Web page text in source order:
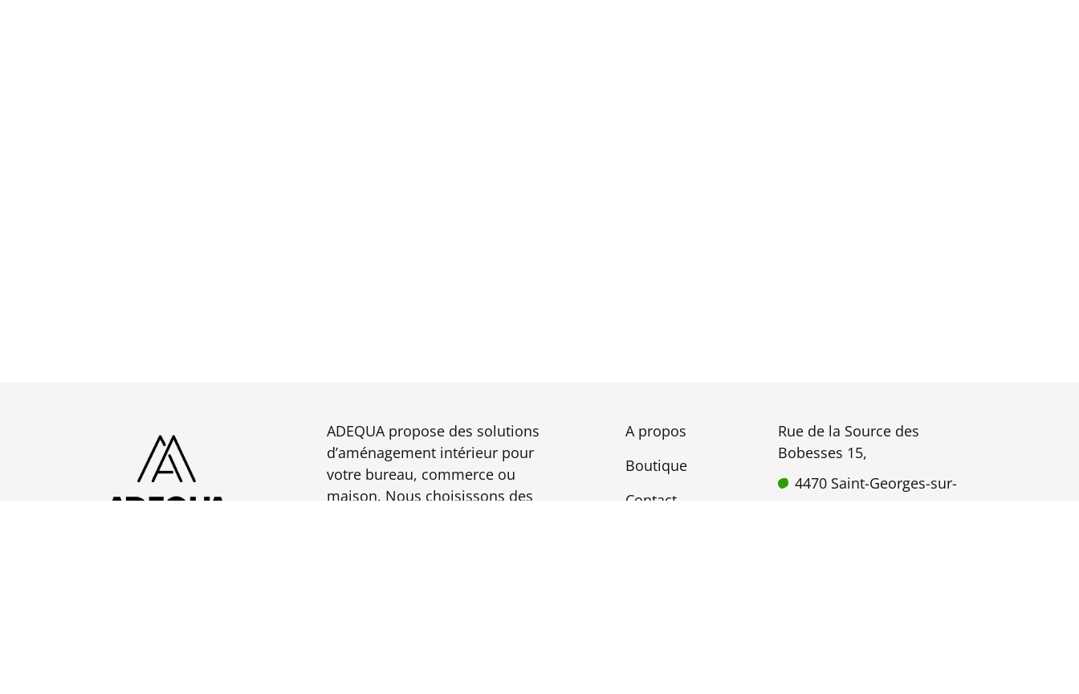
ADEQUA propose des solutions
d’aménagement intérieur pour
votre bureau, commerce ou
maison. Nous choisissons des
A propos
Boutique
Contact
Rue de la Source des
Bobesses 15,
4470 Saint-Georges-sur-